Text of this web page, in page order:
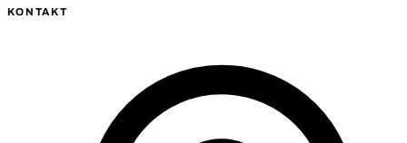
KONTAKT